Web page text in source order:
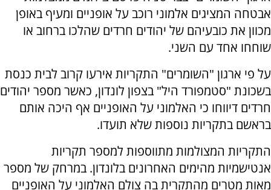
אבטחה המציגים אלמוני רוכב על אופניים ומעיף באופן
מכוון את כובעיהם של יהודים חרדים שהלכו ברחוב או
שוחחו אחד עם השני.
על פי ארגון "השומרים" התקריות אירעו קרוב לבית כנסת
בשכונת "סטמפורד היל" בצפון לונדון, כאשר מספר יהודים
חרדים דיווחו כי האלמוני על האופניים אף היכה אותם
בראשם בתקריות נוספות שלא תועדו.
התקריות המצולמות מתווספות למספר תקריות
אנטישמיות מהימים האחרונים בלונדון. במרחק של מספר
מאות מטרים מהתקרית בה צולם האלמוני על האופניים